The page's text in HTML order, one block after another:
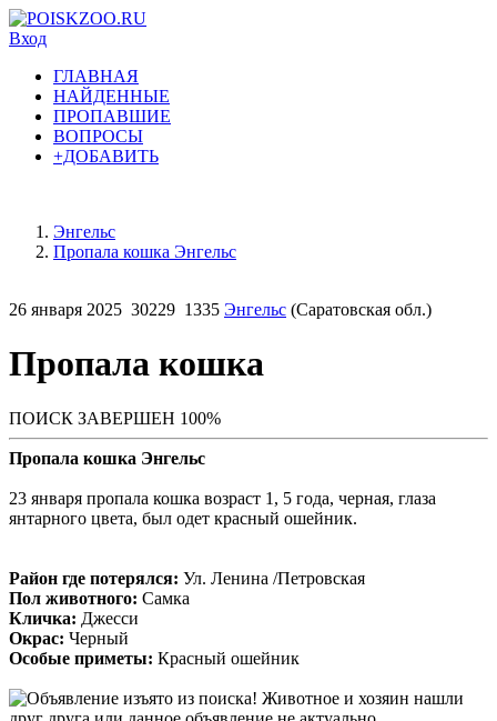
Вход
ГЛАВНАЯ
НАЙДЕННЫЕ
ПРОПАВШИЕ
ВОПРОСЫ
+ДОБАВИТЬ
Энгельс
Пропала кошка Энгельс
26 января 2025 30229 1335 Энгельс (Саратовская обл.)
Пропала кошка
ПОИСК ЗАВЕРШЕН 100%
Пропала кошка Энгельс
23 января пропала кошка возраст 1, 5 года, черная, глаза
янтарного цвета, был одет красный ошейник.
Район где потерялся: Ул. Ленина /Петровская
Пол животного: Самка
Кличка: Джесси
Окрас: Черный
Особые приметы: Красный ошейник